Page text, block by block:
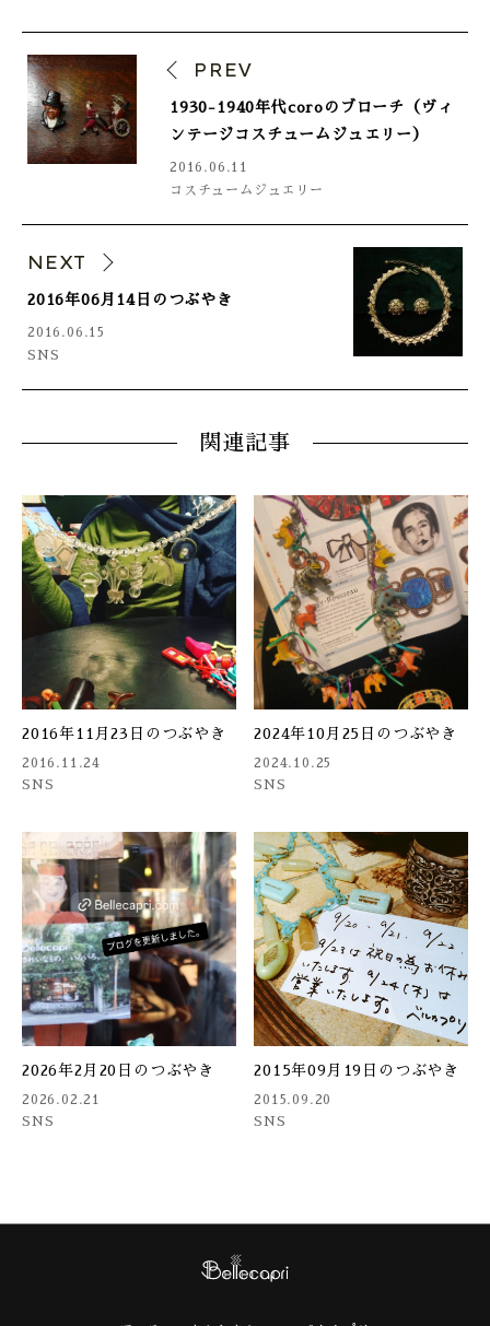
PREV
1930-1940年代coroのブローチ（ヴィ
ンテージコスチュームジュエリー）
2016.06.11
コスチュームジュエリー
NEXT
2016年06月14日のつぶやき
2016.06.15
SNS
関連記事
2016年11月23日のつぶやき
2016.11.24
SNS
2024年10月25日のつぶやき
2024.10.25
SNS
2026年2月20日のつぶやき
2026.02.21
SNS
2015年09月19日のつぶやき
2015.09.20
SNS